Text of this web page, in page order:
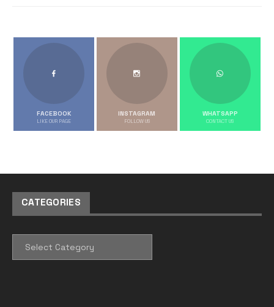
FACEBOOK
LIKE OUR PAGE
INSTAGRAM
FOLLOW US
WHATSAPP
CONTACT US
CATEGORIES